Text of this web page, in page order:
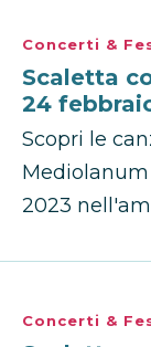
Concerti &
Scaletta
24
Scopri le
2023
Concerti &